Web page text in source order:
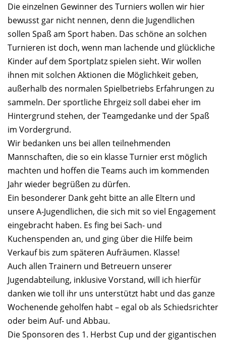
Die einzelnen Gewinner des Turniers wollen wir hier
bewusst gar nicht nennen, denn die Jugendlichen
sollen Spaß am Sport haben. Das schöne an solchen
Turnieren ist doch, wenn man lachende und glückliche
Kinder auf dem Sportplatz spielen sieht. Wir wollen
ihnen mit solchen Aktionen die Möglichkeit geben,
außerhalb des normalen Spielbetriebs Erfahrungen zu
sammeln. Der sportliche Ehrgeiz soll dabei eher im
Hintergrund stehen, der Teamgedanke und der Spaß
im Vordergrund.
Wir bedanken uns bei allen teilnehmenden
Mannschaften, die so ein klasse Turnier erst möglich
machten und hoffen die Teams auch im kommenden
Jahr wieder begrüßen zu dürfen.
Ein besonderer Dank geht bitte an alle Eltern und
unsere A-Jugendlichen, die sich mit so viel Engagement
eingebracht haben. Es fing bei Sach- und
Kuchenspenden an, und ging über die Hilfe beim
Verkauf bis zum späteren Aufräumen. Klasse!
Auch allen Trainern und Betreuern unserer
Jugendabteilung, inklusive Vorstand, will ich hierfür
danken wie toll ihr uns unterstützt habt und das ganze
Wochenende geholfen habt – egal ob als Schiedsrichter
oder beim Auf- und Abbau.
Die Sponsoren des 1. Herbst Cup und der gigantischen